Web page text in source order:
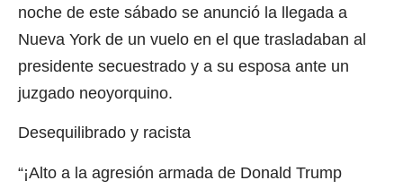
noche de este sábado se anunció la llegada a
Nueva York de un vuelo en el que trasladaban al
presidente secuestrado y a su esposa ante un
juzgado neoyorquino.
Desequilibrado y racista
“¡Alto a la agresión armada de Donald Trump